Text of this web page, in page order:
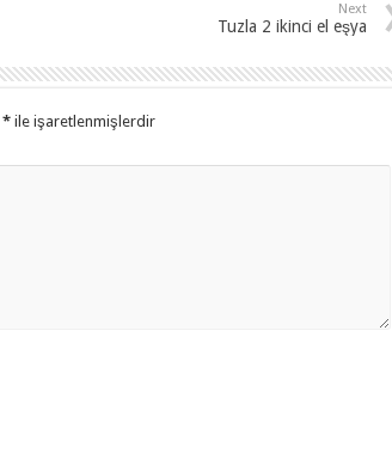
Next
Tuzla 2 ikinci el eşya
*ile işaretlenmişlerdir